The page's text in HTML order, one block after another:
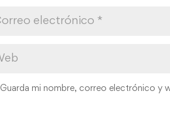
Guarda mi nombre, correo electrónico y